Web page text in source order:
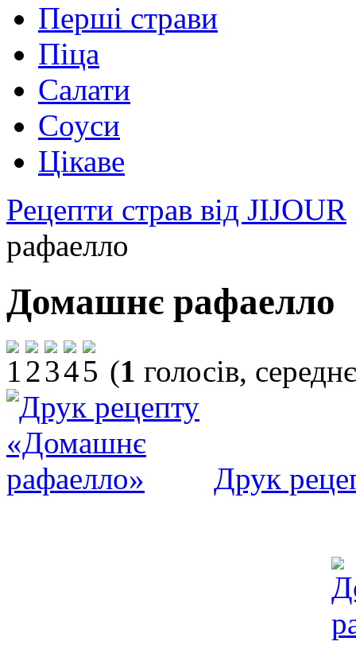
Перші страви
Піца
Салати
Соуси
Цікаве
Рецепти страв від JIJOUR
рафаелло
Домашнє рафаелло
(1 голосів,
Друк